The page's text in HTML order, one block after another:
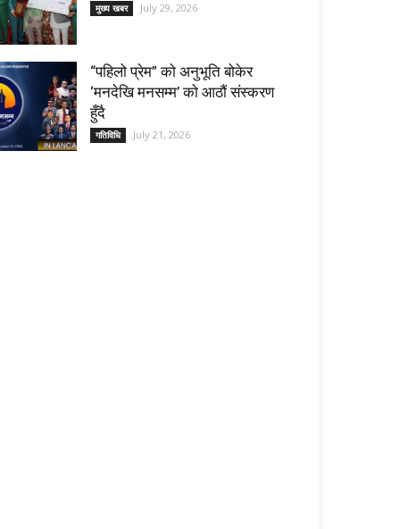
मुख्य खबर July 29, 2026
“पहिलो प्रेम” को अनुभूति बोकेर
‘मनदेखि मनसम्म’ को आठौं संस्करण
हुँदै
गतिविधि July 21, 2026